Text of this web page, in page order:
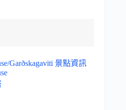
Garðskagaviti 景點資訊